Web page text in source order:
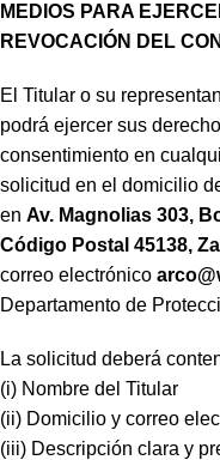
MEDIOS PARA
REVOCACIÓN DEL
El Titular o su
podrá ejercer sus
consentimiento en
solicitud en el domicilio
en Av. Magnolias 303,
Código Postal 45138,
correo electrónico
Departamento de
La solicitud deberá
(i) Nombre del Titular
(ii) Domicilio y correo
(iii) Descripción clara y